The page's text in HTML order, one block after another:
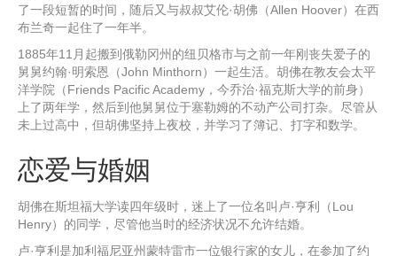
了一段短暂的时间，随后又与叔叔艾伦·胡佛（Allen Hoover）在西
布兰奇一起住了一年半。
1885年11月起搬到俄勒冈州的纽贝格市与之前一年刚丧失爱子的
舅舅约翰·明索恩（John Minthorn）一起生活。胡佛在教友会太平
洋学院（Friends Pacific Academy，今乔治·福克斯大学的前身）
上了两年学，然后到他舅舅位于塞勒姆的不动产公司打杂。尽管从
未上过高中，但胡佛坚持上夜校，并学习了簿记、打字和数学。
恋爱与婚姻
胡佛在斯坦福大学读四年级时，迷上了一位名叫卢·亨利（Lou
Henry）的同学，尽管他当时的经济状况不允许结婚。
卢·亨利是加利福尼亚州蒙特雷市一位银行家的女儿，在参加了约